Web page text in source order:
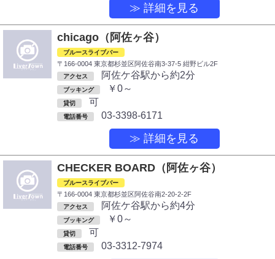
≫ 詳細を見る
chicago（阿佐ヶ谷）
ブルースライブバー
〒166-0004 東京都杉並区阿佐谷南3-37-5 紺野ビル2F
アクセス 阿佐ケ谷駅から約2分
ブッキング ￥0～
貸切 可
電話番号 03-3398-6171
≫ 詳細を見る
CHECKER BOARD（阿佐ヶ谷）
ブルースライブバー
〒166-0004 東京都杉並区阿佐谷南2-20-2-2F
アクセス 阿佐ケ谷駅から約4分
ブッキング ￥0～
貸切 可
電話番号 03-3312-7974